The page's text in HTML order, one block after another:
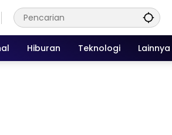
Hiburan Teknologi Lainnya